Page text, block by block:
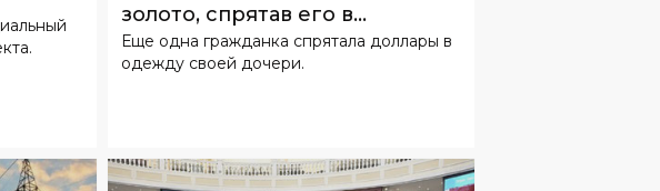
золото, спрятав его в
подгузнике ребенка
Еще одна гражданка спрятала доллары в
одежду своей дочери.